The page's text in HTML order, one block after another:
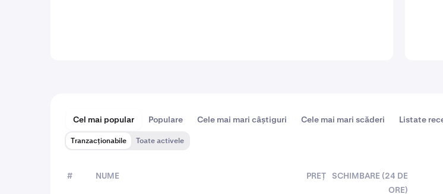
Cel mai popular Populare Cele mai mari câștiguri Cele mai mari scăderi Listate
Tranzacționabile Toate activele
# NUME PREȚ SCHIMBARE (24 DE
ORE)